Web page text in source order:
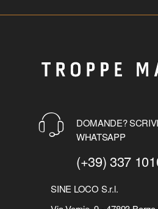
DOMANDE?
WHATSAPP
(+39) 337
SINE LOCO S.r.l.